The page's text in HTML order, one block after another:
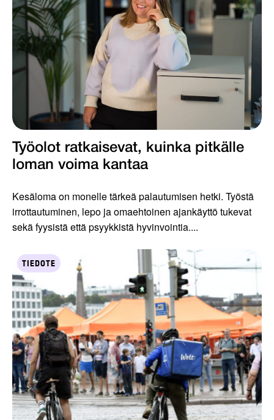
Työolot ratkaisevat, kuinka pitkälle
loman voima kantaa
Kesäloma on monelle tärkeä palautumisen hetki. Työstä
irrottautuminen, lepo ja omaehtoinen ajankäyttö tukevat
sekä fyysistä että psyykkistä hyvinvointia....
TIEDOTE